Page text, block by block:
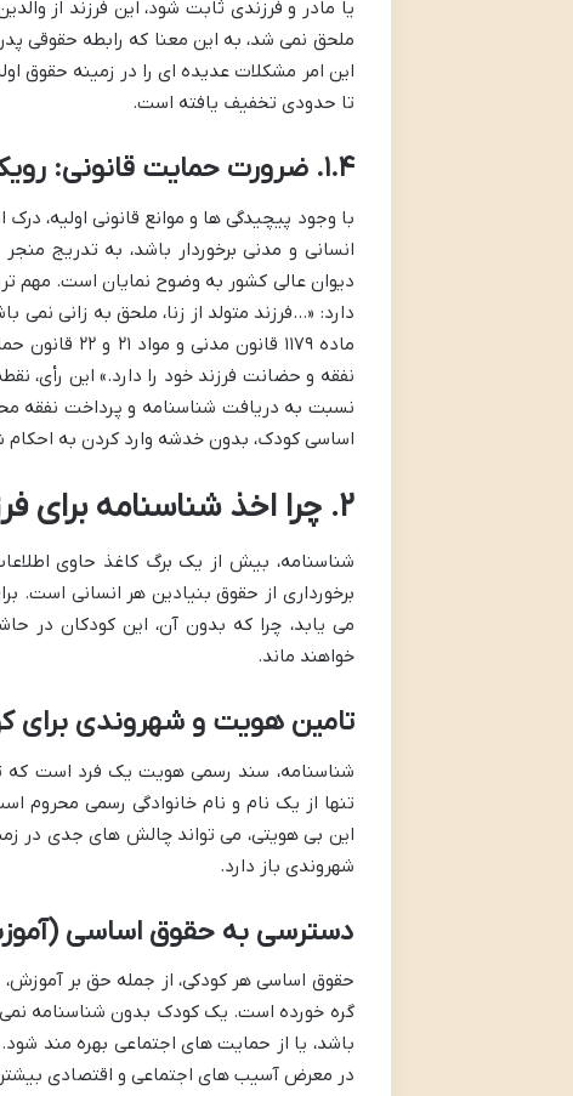
یا مادر و فرزندی ثابت شود، این فرزند از
ملحق نمی شد، به این معنا که رابطه حقوقی
این امر مشکلات عدیده ای را در زمینه حقوق
تا حدودی تخفیف یافته است.
۱.۴. ضرورت حمایت قانونی: رویکرد جدید دیوان عالی کشور
با وجود پیچیدگی ها و موانع قانونی اولیه،
انسانی و مدنی برخوردار باشد، به تدریج
نفقه و حضانت فرزند خود را دارد.» این رأی،
نسبت به دریافت شناسنامه و پرداخت نفقه
اساسی کودک، بدون خدشه وارد کردن به
۲. چرا اخذ شناسنامه برای فرزند نامشروع اهمیت حیاتی دارد؟
شناسنامه، بیش از یک برگ کاغذ حاوی
برخورداری از حقوق بنیادین هر انسانی است.
می یابد، چرا که بدون آن، این کودکان در
خواهند ماند.
تامین هویت و شهروندی برای
شناسنامه، سند رسمی هویت یک فرد است که
تنها از یک نام و نام خانوادگی رسمی محروم
این بی هویتی، می تواند چالش های جدی در
شهروندی باز دارد.
دسترسی به حقوق اساسی
حقوق اساسی هر کودکی، از جمله حق بر
گره خورده است. یک کودک بدون شناسنامه نمی
باشد، یا از حمایت های اجتماعی بهره مند
در معرض آسیب های اجتماعی و اقتصادی